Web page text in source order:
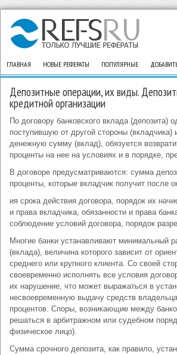
ГЛАВНАЯ НОВЫЕ РЕФЕРАТЫ ПОПУЛЯРНЫЕ
Депозитные операции, их виды.
кредитной организации
По договору банковского вклада (депозита)
поступившую от другой стороны
денежную сумму (вклад), обязуется
проценты на нее на условиях и в порядке,
В договоре предусматриваются: сумма
проценты, которые вкладчик получит после
ия срока действия договора, порядок их
и права вкладчика, обязанности и права
соблюдение условий договора, порядок
Многие банки устанавливают минимальный
(вклада), величина которого зависит от
среднего или крупного клиента. Со своей
своевременно исполнять все условия
их нарушение, что может выражаться в
несвоевременную выдачу средств
процентов. Споры, возникающие между
решаться в арбитражном или судебном
физическое лицо).
Сумма срочного депозита, как правило,